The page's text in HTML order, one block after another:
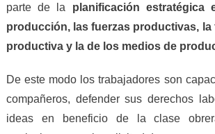
parte de la planificación estratégica
producción, las fuerzas productivas, la
productiva y la de los medios de
De este modo los trabajadores son
compañeros, defender sus derechos
ideas en beneficio de la clase